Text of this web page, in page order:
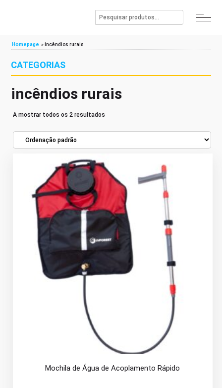
Homepage »incêndios rurais
CATEGORIAS
incêndios rurais
A mostrar todos os 2 resultados
Mochila de Água de Acoplamento Rápido